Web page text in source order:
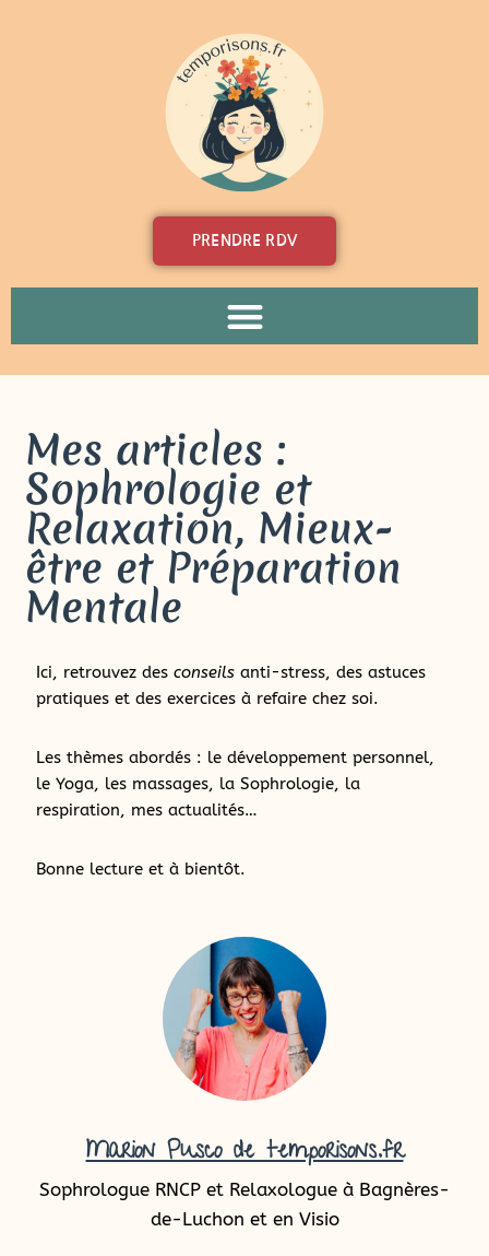
PRENDRE RDV
Mes articles :
Sophrologie et
Relaxation, Mieux-
être et Préparation
Mentale
Ici, retrouvez desconseils anti-stress, des astuces
pratiques et des exercices à refaire chez soi.
Les thèmes abordés : le développement personnel,
le Yoga, les massages, la Sophrologie, la
respiration, mes actualités…
Bonne lecture et à bientôt.
Marion Pusco de temporisons.fr
Sophrologue RNCP et Relaxologue à Bagnères-
de-Luchon et en Visio